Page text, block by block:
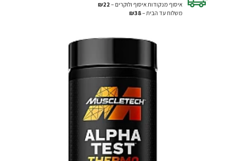
איסוף מנקודות איסוף ולוקרים – ₪22
משלוח עד הבית –₪38